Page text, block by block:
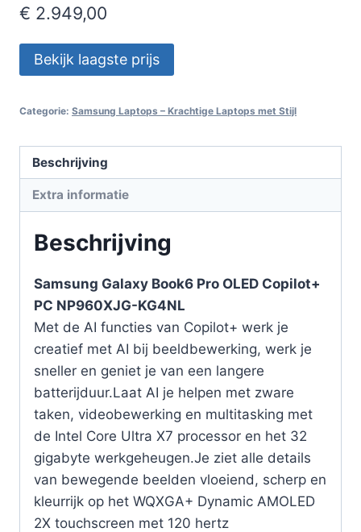
€ 2.949,00
Bekijk laagste prijs
Categorie: Samsung Laptops – Krachtige Laptops met Stijl
Beschrijving
Extra informatie
Beschrijving
Samsung Galaxy Book6 Pro OLED Copilot+
PC NP960XJG-KG4NL
Met de AI functies van Copilot+ werk je
creatief met AI bij beeldbewerking, werk je
sneller en geniet je van een langere
batterijduur.Laat AI je helpen met zware
taken, videobewerking en multitasking met
de Intel Core Ultra X7 processor en het 32
gigabyte werkgeheugen.Je ziet alle details
van bewegende beelden vloeiend, scherp en
kleurrijk op het WQXGA+ Dynamic AMOLED
2X touchscreen met 120 hertz